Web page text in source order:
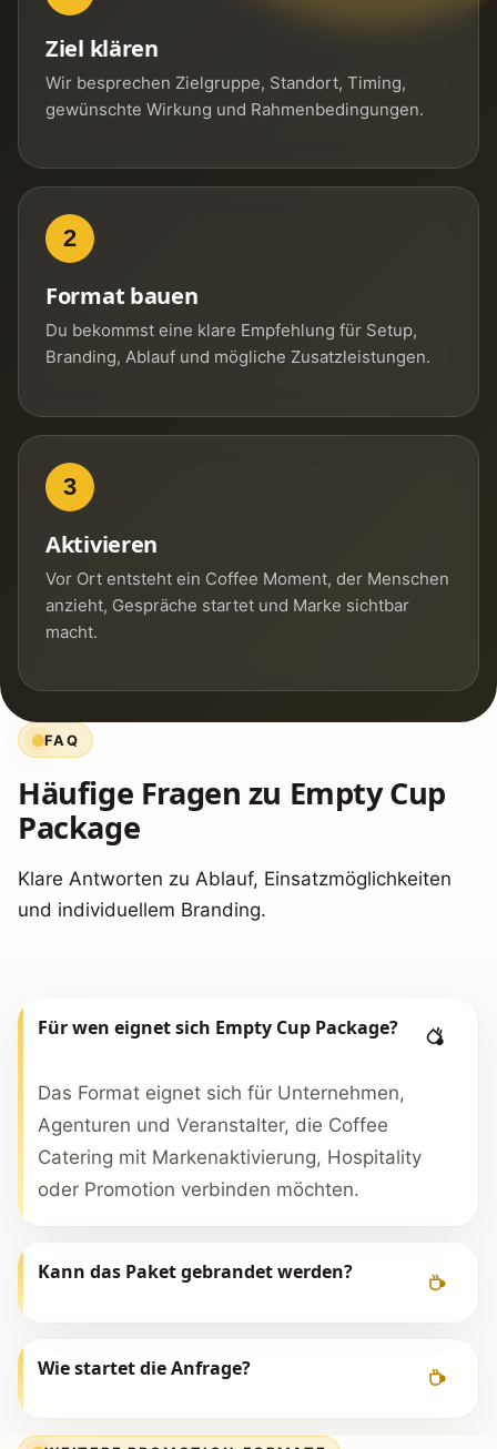
Ziel klären
Wir besprechen Zielgruppe, Standort, Timing,
gewünschte Wirkung und Rahmenbedingungen.
2
Format bauen
Du bekommst eine klare Empfehlung für Setup,
Branding, Ablauf und mögliche Zusatzleistungen.
3
Aktivieren
Vor Ort entsteht ein Coffee Moment, der Menschen
anzieht, Gespräche startet und Marke sichtbar
macht.
FAQ
Häufige Fragen zu Empty Cup
Package
Klare Antworten zu Ablauf, Einsatzmöglichkeiten
und individuellem Branding.
Für wen eignet sich Empty Cup Package?
Das Format eignet sich für Unternehmen,
Agenturen und Veranstalter, die Coffee
Catering mit Markenaktivierung, Hospitality
oder Promotion verbinden möchten.
Kann das Paket gebrandet werden?
Wie startet die Anfrage?